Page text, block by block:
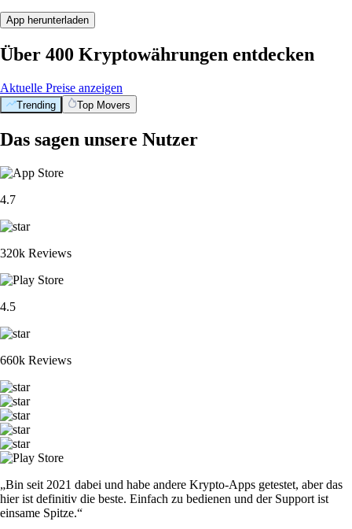
App herunterladen
Über 400 Kryptowährungen entdecken
Aktuelle Preise anzeigen
Trending Top Movers
Das sagen unsere Nutzer
4.7
320k Reviews
4.5
660k Reviews
„Bin seit 2021 dabei und habe andere Krypto-Apps getestet, aber das
hier ist definitiv die beste. Einfach zu bedienen und der Support ist
einsame Spitze.“